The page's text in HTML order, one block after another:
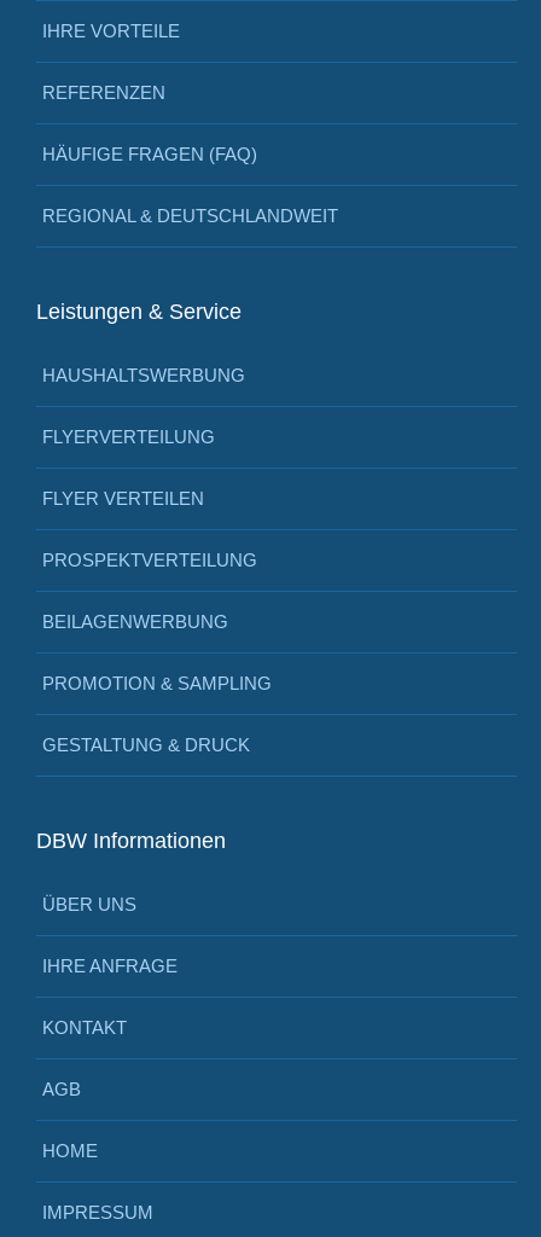
IHRE VORTEILE
REFERENZEN
HÄUFIGE FRAGEN (FAQ)
REGIONAL & DEUTSCHLANDWEIT
Leistungen & Service
HAUSHALTSWERBUNG
FLYERVERTEILUNG
FLYER VERTEILEN
PROSPEKTVERTEILUNG
BEILAGENWERBUNG
PROMOTION & SAMPLING
GESTALTUNG & DRUCK
DBW Informationen
ÜBER UNS
IHRE ANFRAGE
KONTAKT
AGB
HOME
IMPRESSUM